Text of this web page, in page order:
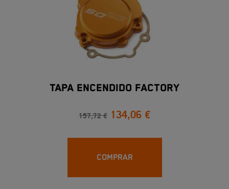
TAPA ENCENDIDO FACTORY
157,72 € 134,06 €
COMPRAR